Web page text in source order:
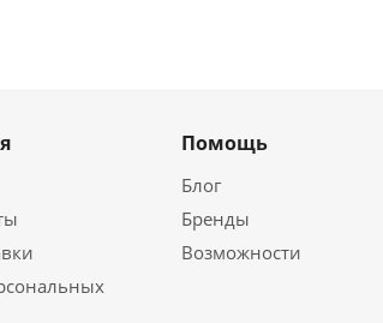
Помощь
Блог
Бренды
Возможности